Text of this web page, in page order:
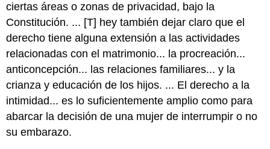
ciertas áreas o zonas de privacidad, bajo la
Constitución. ... [T] hey también dejar claro que el
derecho tiene alguna extensión a las actividades
relacionadas con el matrimonio... la procreación...
anticoncepción... las relaciones familiares... y la
crianza y educación de los hijos. ... El derecho a la
intimidad... es lo suficientemente amplio como para
abarcar la decisión de una mujer de interrumpir o no
su embarazo.